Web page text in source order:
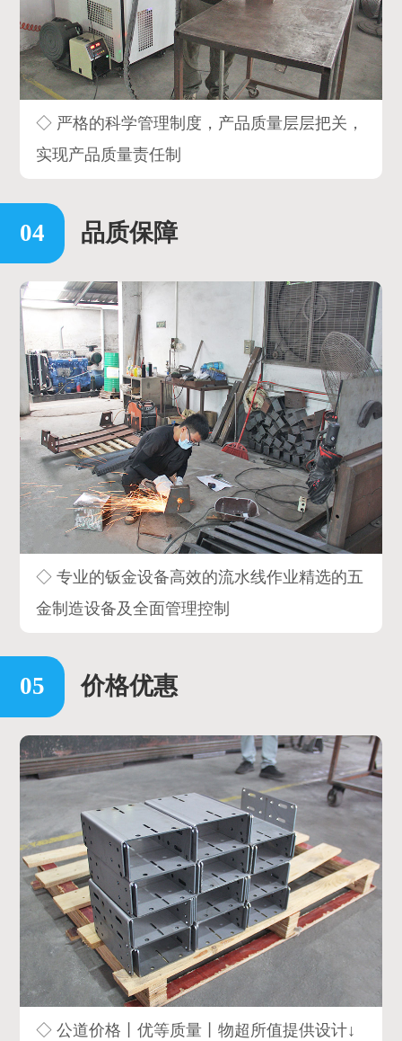
◇ 严格的科学管理制度，产品质量层层把关，
实现产品质量责任制
品质保障
◇ 专业的钣金设备高效的流水线作业精选的五
金制造设备及全面管理控制
价格优惠
◇ 公道价格丨优等质量丨物超所值提供设计↓